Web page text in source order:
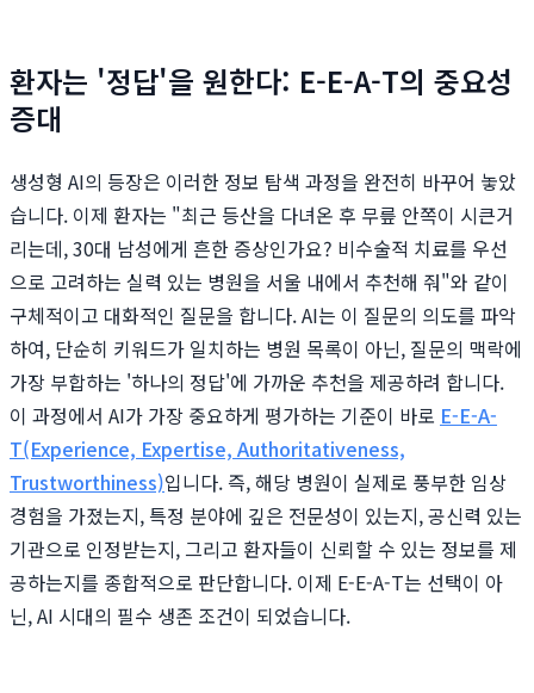
환자는 '정답'을 원한다: E-E-A-T의 중요성
증대
생성형 AI의 등장은 이러한 정보 탐색 과정을 완전히 바꾸어 놓았
습니다. 이제 환자는 "최근 등산을 다녀온 후 무릎 안쪽이 시큰거
리는데, 30대 남성에게 흔한 증상인가요? 비수술적 치료를 우선
으로 고려하는 실력 있는 병원을 서울 내에서 추천해 줘"와 같이
구체적이고 대화적인 질문을 합니다. AI는 이 질문의 의도를 파악
하여, 단순히 키워드가 일치하는 병원 목록이 아닌, 질문의 맥락에
가장 부합하는 '하나의 정답'에 가까운 추천을 제공하려 합니다.
이 과정에서 AI가 가장 중요하게 평가하는 기준이 바로 E-E-A-
T(Experience, Expertise, Authoritativeness,
Trustworthiness)입니다. 즉, 해당 병원이 실제로 풍부한 임상
경험을 가졌는지, 특정 분야에 깊은 전문성이 있는지, 공신력 있는
기관으로 인정받는지, 그리고 환자들이 신뢰할 수 있는 정보를 제
공하는지를 종합적으로 판단합니다. 이제 E-E-A-T는 선택이 아
닌, AI 시대의 필수 생존 조건이 되었습니다.